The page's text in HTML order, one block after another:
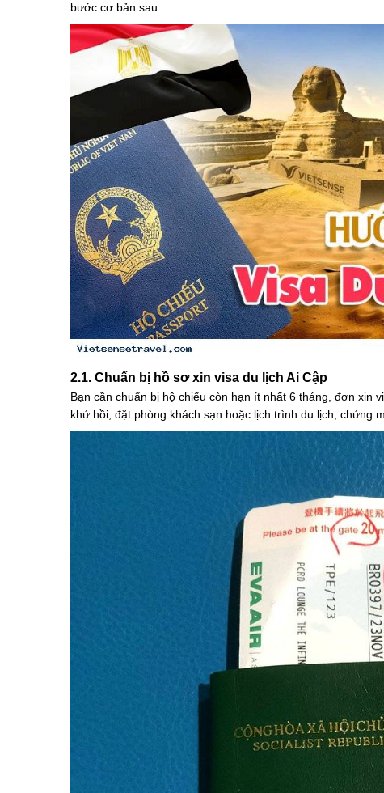
bước cơ bản sau.
2.1. Chuẩn bị hồ sơ xin visa du lịch Ai Cập
Bạn cần chuẩn bị hộ chiếu còn hạn ít nhất 6 tháng, đơn xin
khứ hồi, đặt phòng khách sạn hoặc lịch trình du lịch, chứng